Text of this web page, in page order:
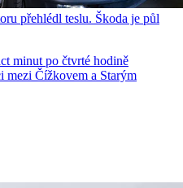
přehlédl teslu. Škoda je půl
minut po čtvrté hodině
mezi Čížkovem a Starým